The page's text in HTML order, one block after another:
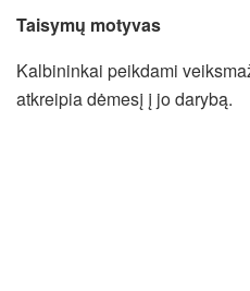
Taisymų motyvas
Kalbininkai peikdami
atkreipia dėmesį į jo darybą.